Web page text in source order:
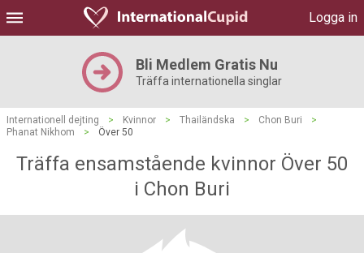
Logga in
Bli Medlem Gratis Nu
Träffa internationella singlar
Internationell dejting > Kvinnor > Thailändska > Chon Buri
>
Phanat Nikhom
> Över 50
Träffa ensamstående kvinnor Över 50
i Chon Buri